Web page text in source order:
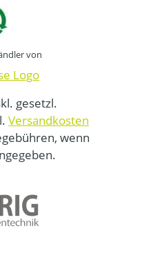
von
gesetzl.
Versandkosten
wenn